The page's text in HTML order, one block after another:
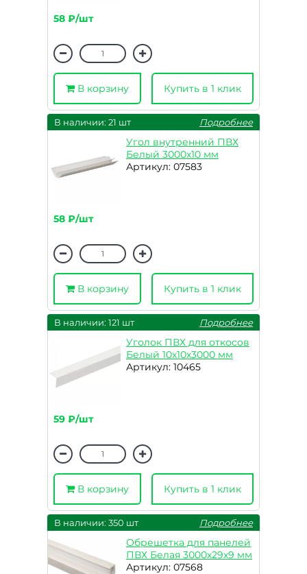
58 ₽/шт
В корзину Купить в 1 клик
В наличии: 21 шт Подробнее
Угол внутренний ПВХ
Белый 3000х10 мм
Артикул: 07583
58 ₽/шт
В корзину Купить в 1 клик
В наличии: 121 шт Подробнее
Уголок ПВХ для откосов
Белый 10х10х3000 мм
Артикул: 10465
59 ₽/шт
В корзину Купить в 1 клик
В наличии: 350 шт Подробнее
Обрешетка для панелей
ПВХ Белая 3000х29х9 мм
Артикул: 07568